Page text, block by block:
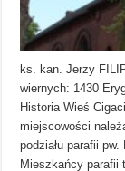
ks. kan. Jerzy
wiernych: 1430
Historia Wieś
miejscowości
podziału parafii
Mieszkańcy parafii